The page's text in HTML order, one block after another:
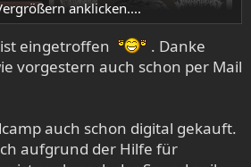
anklicken....
eingetroffen
. Danke
vorgestern auch schon per Mail
auch schon digital gekauft.
aufgrund der Hilfe für